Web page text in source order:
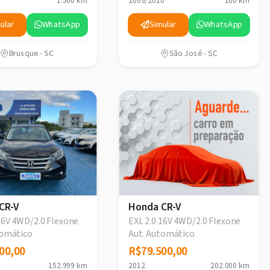
WhatsApp
Brusque - SC
Simular WhatsApp
São José - SC
V
4WD/2.0 Flexone
152.999 km
Honda CR-V
EXL 2.0 16V 4WD/2.0 Flexone
Aut. Automático
R$79.500,00
R$79.500,00
2012 202.000 km